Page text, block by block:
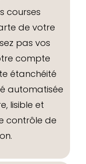
courses
de votre
pas vos
compte
étanchéité
automatisée
lisible et
contrôle de